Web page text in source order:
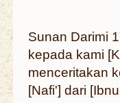
Sunan Darimi
kepada kami
menceritakan
[Nafi'] dari